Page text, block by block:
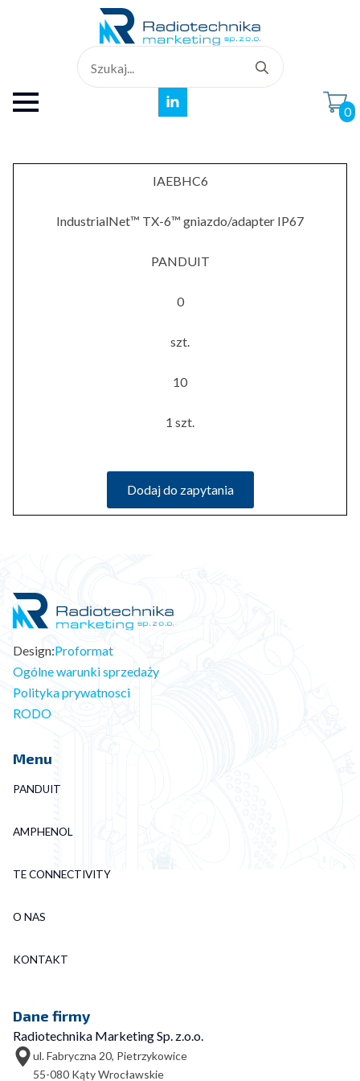
for:
0
IAEBHC6
IndustrialNet™ TX-6™ gniazdo/adapter IP67
PANDUIT
0
szt.
10
1 szt.
Dodaj do zapytania
Design:Proformat
Ogólne warunki sprzedaży
Polityka prywatnosci
RODO
Menu
PANDUIT
AMPHENOL
TE CONNECTIVITY
O NAS
KONTAKT
Dane firmy
Radiotechnika Marketing Sp. z.o.o.
ul. Fabryczna 20, Pietrzykowice
55-080 Kąty Wrocławskie